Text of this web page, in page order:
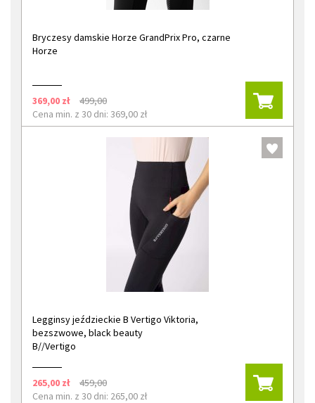
Bryczesy damskie Horze GrandPrix Pro, czarne
Horze
369,00 zł
499,00
Cena min. z 30 dni: 369,00 zł
Legginsy jeździeckie B Vertigo Viktoria,
bezszwowe, black beauty
B//Vertigo
265,00 zł
459,00
Cena min. z 30 dni: 265,00 zł